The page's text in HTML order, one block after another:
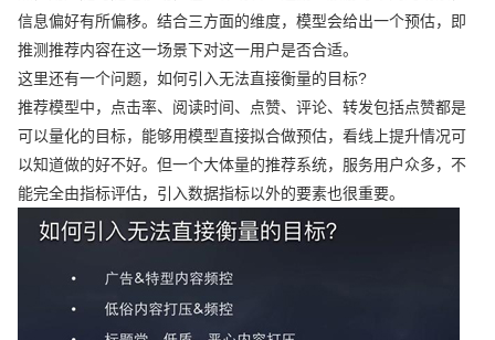
信息偏好有所偏移。结合三方面的维度，模型会给出一个预估，即
推测推荐内容在这一场景下对这一用户是否合适。
这里还有一个问题，如何引入无法直接衡量的目标?
推荐模型中，点击率、阅读时间、点赞、评论、转发包括点赞都是
可以量化的目标，能够用模型直接拟合做预估，看线上提升情况可
以知道做的好不好。但一个大体量的推荐系统，服务用户众多，不
能完全由指标评估，引入数据指标以外的要素也很重要。